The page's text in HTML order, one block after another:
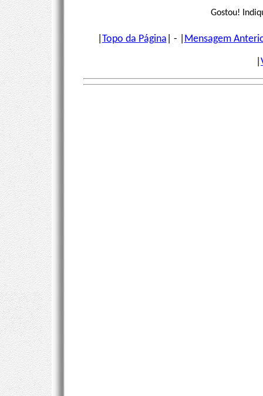
Gostou!
Topo da Página | - | Mensagem